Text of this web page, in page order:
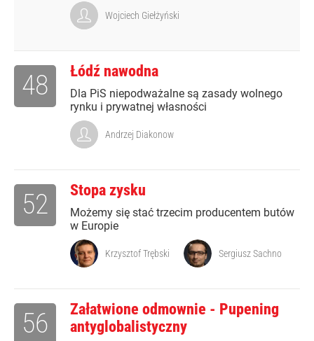
Wojciech Giełżyński
Łódź nawodna
Dla PiS niepodważalne są zasady wolnego
rynku i prywatnej własności
48
Andrzej Diakonow
Stopa zysku
Możemy się stać trzecim producentem butów
w Europie
52
Krzysztof Trębski Sergiusz Sachno
Załatwione odmownie - Pupening
antyglobalistyczny
56